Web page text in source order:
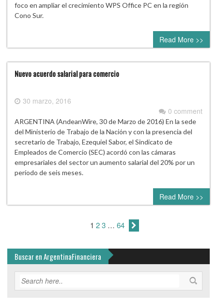
foco en ampliar el crecimiento WPS Office PC en la región
Cono Sur.
Read More >>
Nuevo acuerdo salarial para comercio
30 marzo, 2016
0 comment
ARGENTINA (AndeanWire, 30 de Marzo de 2016) En la sede
del Ministerio de Trabajo de la Nación y con la presencia del
secretario de Trabajo, Ezequiel Sabor, el Sindicato de
Empleados de Comercio (SEC) acordó con las cámaras
empresariales del sector un aumento salarial del 20% por un
período de seis meses.
Read More >>
1 23 … 64
Buscar en ArgentinaFinanciera